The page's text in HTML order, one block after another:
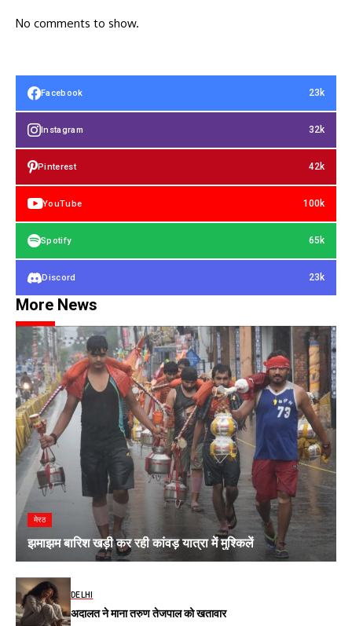
No comments to show.
Facebook 23k
Instagram 32k
Pinterest 42k
YouTube 100k
Spotify 65k
Discord 23k
More News
मेरठ
झमाझम बारिश खड़ी कर रही कांवड़ यात्रा में मुश्किलें
DELHI
अदालत ने माना तरुण तेजपाल को खतावार